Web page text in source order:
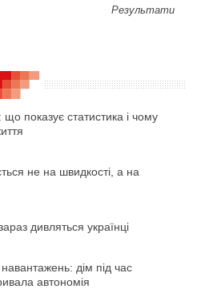
Результати
показує статистика і чому
не на швидкості, а на
дивляться українці
дім під час
автономія